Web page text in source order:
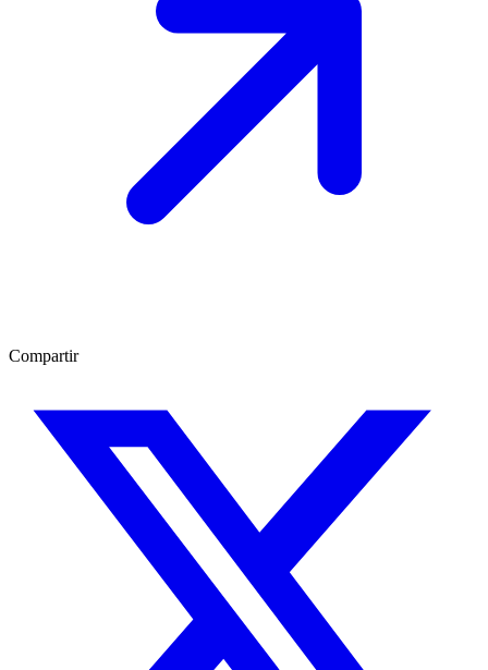
Compartir